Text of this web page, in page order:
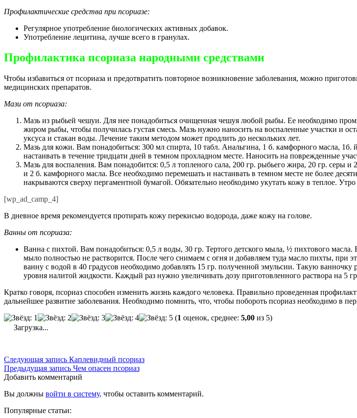
Профилактические средства при псориазе:
Регулярное употребление биологических активных добавок.
Употребление лецитина, лучше всего в гранулах.
Профилактика псориаза народными средствами
Чтобы избавиться от псориаза и предотвратить повторное возникновение заболевания, можно
медицинских препаратов.
Мази от псориаза:
Мазь из рыбьей чешуи. Для нее понадобиться очищенная чешуя любой рыбы. Ее необходимо
жиром рыбы, чтобы получилась густая смесь. Мазь нужно наносить на воспаленные участки и
уксуса и стакан воды. Лечение таким методом может продлить до нескольких лет.
Мазь для кожи. Вам понадобиться: 300 мл спирта, 10 табл. Анальгина, 1 б. камфорного масла,
настаивать в течение тридцати дней в темном прохладном месте. Наносить на поврежденные
Мазь для воспаления. Вам понадобится: 0,5 л топленого сала, 200 гр. рыбьего жира, 20 гр.
и 2 б. камфорного масла. Все необходимо перемешать и настаивать в темном месте не более
накрываются сверху пергаментной бумагой. Обязательно необходимо укутать кожу в теплое. Утро
[wp_ad_camp_4]
В дневное время рекомендуется протирать кожу перекисью водорода, даже кожу на голове.
Ванны от псориаза:
Ванна с пихтой. Вам понадобиться: 0,5 л воды, 30 гр. Тертого детского мыла, ½ пихтового
мыло полностью не растворится. После чего снимаем с огня и добавляем туда масло пихты,
ванну с водой в 40 градусов необходимо добавлять 15 гр. полученной эмульсии. Такую
уровня налитой жидкости. Каждый раз нужно увеличивать дозу приготовленного раствора на 5
Кратко говоря, псориаз способен изменить жизнь каждого человека. Правильно проведенная
дальнейшее развитие заболевания. Необходимо помнить, что, чтобы побороть псориаз необходимо в
(1 оценок, среднее: 5,00 из 5)
Загрузка...
Следующая запись Каплевидный псориаз
Предыдущая запись Чем опасен псориаз
Добавить комментарий
Вы должны войти в систему, чтобы оставить комментарий.
Популярные статьи: